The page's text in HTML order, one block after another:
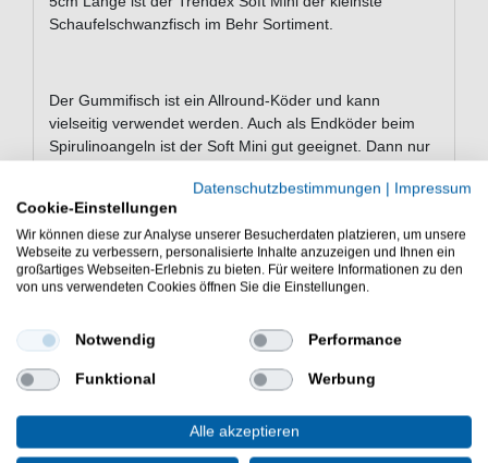
Schaufelschwanzfisch im Behr Sortiment.
Der Gummifisch ist ein Allround-Köder und kann
vielseitig verwendet werden. Auch als Endköder beim
Spirulinoangeln ist der Soft Mini gut geeignet. Dann nur
montieren und den Mini Gummifisch auswerfen.
Es gibt den Soft Mini in 2 verschiedenen Größen (3cm
und 5cm) und in 8 tollen Farben. Die passenden
Sortiment.
Packungsinhalt:
10 Mini Gummifische in der gewählten Farbe und
Datenschutzbestimmungen | Impressum
Cookie-Einstellungen
Wir können diese zur Analyse unserer Besucherdaten platzieren, um unsere
Webseite zu verbessern, personalisierte Inhalte anzuzeigen und Ihnen ein
großartiges Webseiten-Erlebnis zu bieten. Für weitere Informationen zu den
von uns verwendeten Cookies öffnen Sie die Einstellungen.
Notwendig Performance
Funktional Werbung
Alle akzeptieren